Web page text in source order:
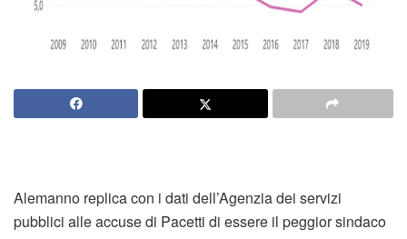
Alemanno replica con i dati dell’Agenzia dei servizi
pubblici alle accuse di Pacetti di essere il peggior sindaco